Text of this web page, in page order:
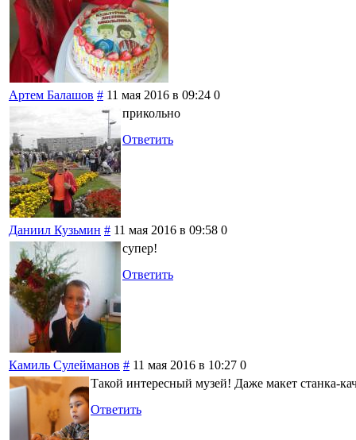
Артем Балашов # 11 мая 2016 в 09:24 0
прикольно
Ответить
Даниил Кузьмин # 11 мая 2016 в 09:58 0
супер!
Ответить
Камиль Сулейманов # 11 мая 2016 в 10:27 0
Такой интересный музей! Даже макет станка-
Ответить